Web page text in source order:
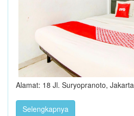
Alamat: 18 Jl. Suryopranoto, Jakarta
Selengkapnya